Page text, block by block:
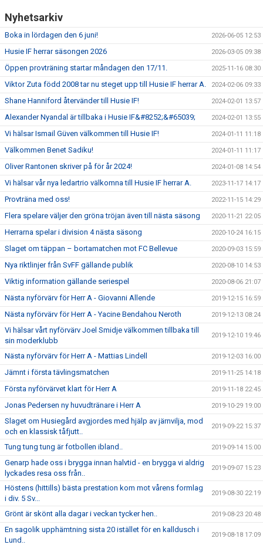
Nyhetsarkiv
Boka in lördagen den 6 juni! 2026-06-05 12:53
Husie IF herrar säsongen 2026 2026-03-05 09:38
Öppen provträning startar måndagen den 17/11. 2025-11-16 08:30
Viktor Zuta född 2008 tar nu steget upp till Husie IF herrar A. 2024-02-06 09:33
Shane Hanniford återvänder till Husie IF! 2024-02-01 13:57
Alexander Nyandal är tillbaka i Husie IF&#8252;&#65039; 2024-02-01 13:55
Vi hälsar Ismail Güven välkommen till Husie IF! 2024-01-11 11:18
Välkommen Benet Sadiku! 2024-01-11 11:17
Oliver Rantonen skriver på för år 2024! 2024-01-08 14:54
Vi hälsar vår nya ledartrio välkomna till Husie IF herrar A. 2023-11-17 14:17
Provträna med oss! 2022-11-15 14:29
Flera spelare väljer den gröna tröjan även till nästa säsong 2020-11-21 22:05
Herrarna spelar i division 4 nästa säsong 2020-10-24 16:15
Slaget om täppan – bortamatchen mot FC Bellevue 2020-09-03 15:59
Nya riktlinjer från SvFF gällande publik 2020-08-10 14:53
Viktig information gällande seriespel 2020-08-06 21:07
Nästa nyförvärv för Herr A - Giovanni Allende 2019-12-15 16:59
Nästa nyförvärv för Herr A - Yacine Bendahou Neroth 2019-12-13 08:24
Vi hälsar vårt nyförvärv Joel Smidje välkommen tillbaka till
sin moderklubb
2019-12-10 19:46
Nästa nyförvärv för Herr A - Mattias Lindell 2019-12-03 16:00
Jämnt i första tävlingsmatchen 2019-11-25 14:18
Första nyförvärvet klart för Herr A 2019-11-18 22:45
Jonas Pedersen ny huvudtränare i Herr A 2019-10-29 19:00
Slaget om Husiegård avgjordes med hjälp av järnvilja, mod
och en klassisk tåfjutt..
2019-09-22 15:37
Tung tung tung är fotbollen ibland.. 2019-09-14 15:00
Genarp hade oss i brygga innan halvtid - en brygga vi aldrig
lyckades resa oss från..
2019-09-07 15:23
Höstens (hittills) bästa prestation kom mot vårens formlag
i div. 5 Sv...
2019-08-30 22:19
Grönt är skönt alla dagar i veckan tycker hen.. 2019-08-23 20:48
En sagolik upphämtning sista 20 istället för en kalldusch i
Lund..
2019-08-18 17:09